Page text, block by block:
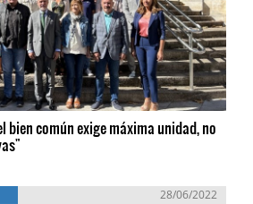
bien común exige máxima unidad, no
28/06/2022